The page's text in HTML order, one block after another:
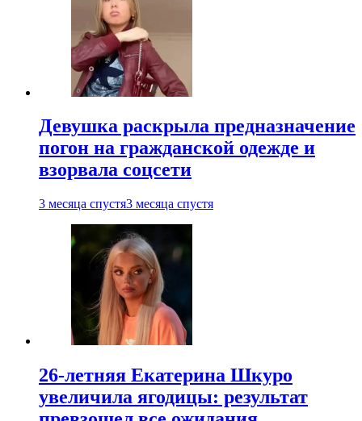
Девушка раскрыла предназначение
погон на гражданской одежде и
взорвала соцсети
3 месяца спустя3 месяца спустя
26-летняя Екатерина Шкуро
увеличила ягодицы: результат